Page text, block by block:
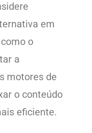
em
o
a
motores de
o conteúdo
eficiente.